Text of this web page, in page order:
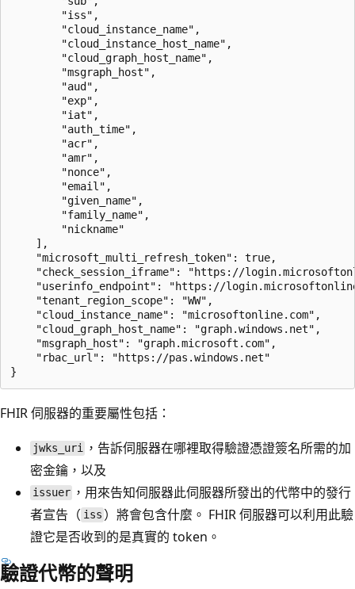
        "iss",
        "cloud_instance_name",
        "cloud_instance_host_name",
        "cloud_graph_host_name",
        "msgraph_host",
        "aud",
        "exp",
        "iat",
        "auth_time",
        "acr",
        "amr",
        "nonce",
        "email",
        "given_name",
        "family_name",
        "nickname"
    ],
    "microsoft_multi_refresh_token": true,
"check_session_iframe": "https://
"userinfo_endpoint": "https://
    "tenant_region_scope": "WW",
    "cloud_instance_name": "microsoftonline.com",
    "cloud_graph_host_name": "graph.windows.net",
    "msgraph_host": "graph.microsoft.com",
    "rbac_url": "https://pas.windows.net"
FHIR 伺服器的重要屬性包括：
jwks_uri ，告訴伺服器在哪裡取得驗證憑證簽名所需的加
密金鑰，以及
issuer ，用來告知伺服器此伺服器所發出的代幣中的發行
者宣告（ iss ）將會包含什麼。 FHIR 伺服器可以利用此驗
證它是否收到的是真實的 token。
驗證代幣的聲明